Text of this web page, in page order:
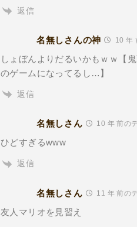
返信
名無しさんの神 10 年
しょぼんよりだるいかもｗｗ【
のゲームになってるし…】
返信
名無しさん 10 年 前の
ひどすぎるwww
返信
名無しさん 11 年 前の
友人マリオを見習え